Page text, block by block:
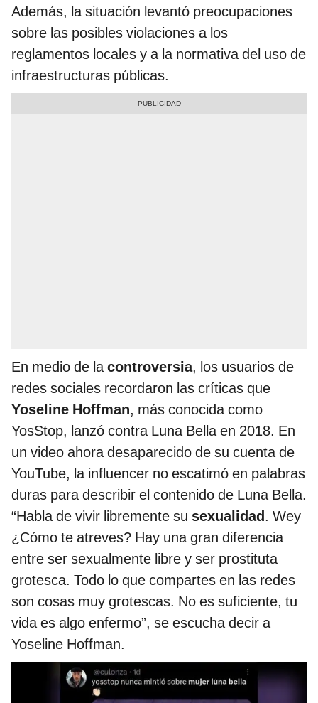
Además, la situación levantó preocupaciones
sobre las posibles violaciones a los
reglamentos locales y a la normativa del uso de
infraestructuras públicas.
En medio de lacontroversia, los usuarios de
redes sociales recordaron las críticas que
Yoseline Hoffman, más conocida como
YosStop, lanzó contra Luna Bella en 2018. En
un video ahora desaparecido de su cuenta de
YouTube, la influencer no escatimó en palabras
duras para describir el contenido de Luna Bella.
“Habla de vivir libremente su sexualidad. Wey
¿Cómo te atreves? Hay una gran diferencia
entre ser sexualmente libre y ser prostituta
grotesca. Todo lo que compartes en las redes
son cosas muy grotescas. No es suficiente, tu
vida es algo enfermo”, se escucha decir a
Yoseline Hoffman.